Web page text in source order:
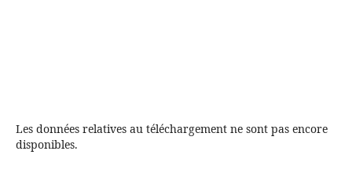
Les données relatives au téléchargement ne sont pas encore
disponibles.